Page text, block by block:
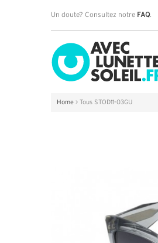
Un doute? Consultez notre FAQ.
Home > Tous STOD11-03GU